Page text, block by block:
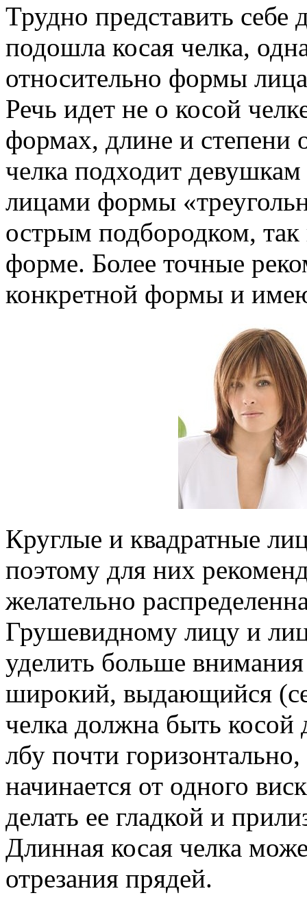
Трудно представить
подошла косая челка,
относительно формы
Речь идет не о косой
формах, длине и степени
челка подходит
лицами формы
острым подбородком,
форме. Более точные
конкретной формы и
Круглые и квадратные
поэтому для них
желательно
Грушевидному лицу и
уделить больше
широкий, выдающийся
челка должна быть косой
лбу почти горизонтально,
начинается от одного
делать ее гладкой и
Длинная косая челка
отрезания прядей.